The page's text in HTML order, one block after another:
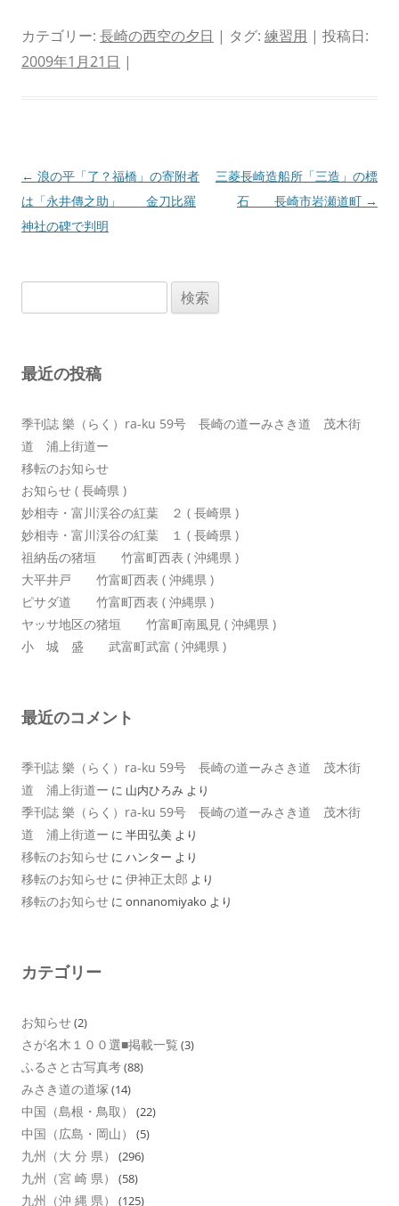
カテゴリー: 長崎の西空の夕日 | タグ: 練習用 | 投稿日:
2009年1月21日 |
投
稿
ナ
ン
← 浪の平「了？福橋」の寄附者
は「永井傳之助」 金刀比羅
神社の碑で判明
三菱長崎造船所「三造」の標
石 長崎市岩瀬道町 →
索:
最近の投稿
季刊誌 樂（らく）ra-ku 59号 長崎の道ーみさき道 茂木街
道 浦上街道ー
移転のお知らせ
お知らせ ( 長崎県 )
妙相寺・富川渓谷の紅葉 ２ ( 長崎県 )
妙相寺・富川渓谷の紅葉 １ ( 長崎県 )
祖納岳の猪垣 竹富町西表 ( 沖縄県 )
大平井戸 竹富町西表 ( 沖縄県 )
ピサダ道 竹富町西表 ( 沖縄県 )
ヤッサ地区の猪垣 竹富町南風見 ( 沖縄県 )
小 城 盛 武富町武富 ( 沖縄県 )
最近のコメント
季刊誌 樂（らく）ra-ku 59号 長崎の道ーみさき道 茂木街
道 浦上街道ー に 山内ひろみ より
季刊誌 樂（らく）ra-ku 59号 長崎の道ーみさき道 茂木街
道 浦上街道ー に 半田弘美 より
移転のお知らせ に ハンター より
移転のお知らせ に 伊神正太郎 より
移転のお知らせ に onnanomiyako より
カテゴリー
お知らせ(2)
さが名木１００選■掲載一覧 (3)
ふるさと古写真考(88)
みさき道の道塚 (14)
中国（島根・鳥取） (22)
中国（広島・岡山） (5)
九州（大 分 県） (296)
九州（宮 崎 県） (58)
九州（沖 縄 県） (125)